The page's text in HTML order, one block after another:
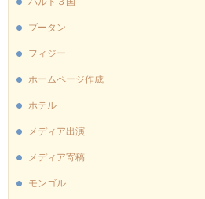
ブータン
フィジー
ホームページ作成
ホテル
メディア出演
メディア寄稿
モンゴル